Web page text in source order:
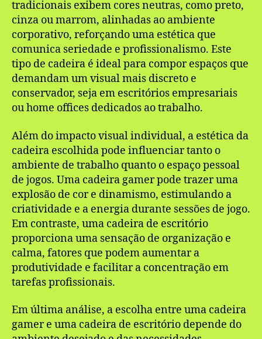
tradicionais exibem cores neutras, como preto,
cinza ou marrom, alinhadas ao ambiente
corporativo, reforçando uma estética que
comunica seriedade e profissionalismo. Este
tipo de cadeira é ideal para compor espaços que
demandam um visual mais discreto e
conservador, seja em escritórios empresariais
ou home offices dedicados ao trabalho.
Além do impacto visual individual, a estética da
cadeira escolhida pode influenciar tanto o
ambiente de trabalho quanto o espaço pessoal
de jogos. Uma cadeira gamer pode trazer uma
explosão de cor e dinamismo, estimulando a
criatividade e a energia durante sessões de jogo.
Em contraste, uma cadeira de escritório
proporciona uma sensação de organização e
calma, fatores que podem aumentar a
produtividade e facilitar a concentração em
tarefas profissionais.
Em última análise, a escolha entre uma cadeira
gamer e uma cadeira de escritório depende do